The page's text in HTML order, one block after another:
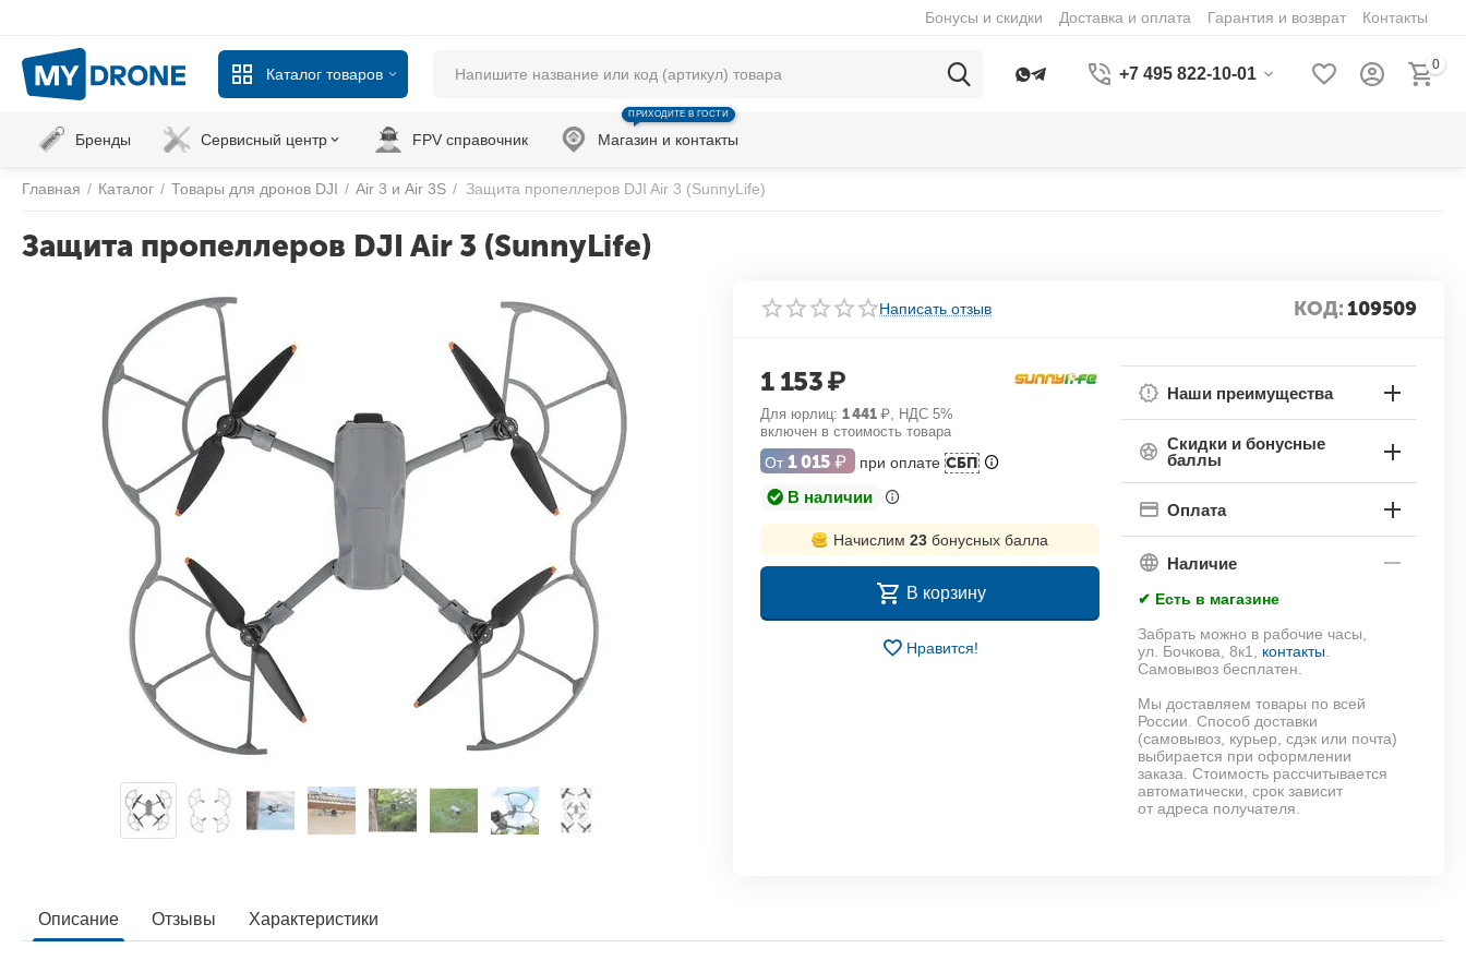
Бонусы и скидки Доставка и оплата Гарантия и возврат Контакты
Каталог товаров +7 495 822-10-01 0
Бренды Сервисный центр FPV справочник Магазин и контакты
ПРИХОДИТЕ В ГОСТИ
Главная / Каталог / Товары для дронов DJI / Air 3 и Air 3S / Защита пропеллеров DJI Air 3 (SunnyLife)
Защита пропеллеров DJI Air 3 (SunnyLife)
Написать отзыв КОД:109509
1 153₽
Для юрлиц: 1 441 ₽, НДС 5%
включен в стоимость товара
От 1 015 ₽ при оплате СБП
В наличии
Начислим 23 бонусных балла
В корзину
Нравится!
Наши преимущества
Скидки и бонусные
баллы
Оплата
Наличие
✔ Есть в магазине
Забрать можно в рабочие часы,
ул. Бочкова, 8к1, контакты
Самовывоз бесплатен.
Мы доставляем товары по всей
России. Способ доставки
(самовывоз, курьер, сдэк или почта)
выбирается при оформлении
заказа. Стоимость рассчитывается
автоматически, срок зависит
от адреса получателя.
Описание Отзывы Характеристики